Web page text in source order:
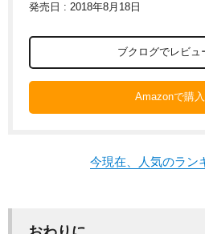
発売日 : 2018年8月18日
ブクログでレビュ
Amazonで購
今現在、人気のラン